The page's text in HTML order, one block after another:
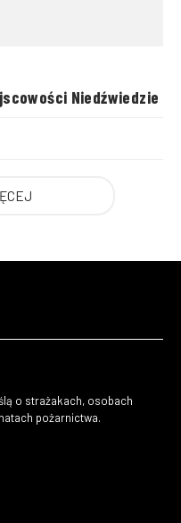
Niedźwiedzie
o strażakach, osobach
pożarnictwa.